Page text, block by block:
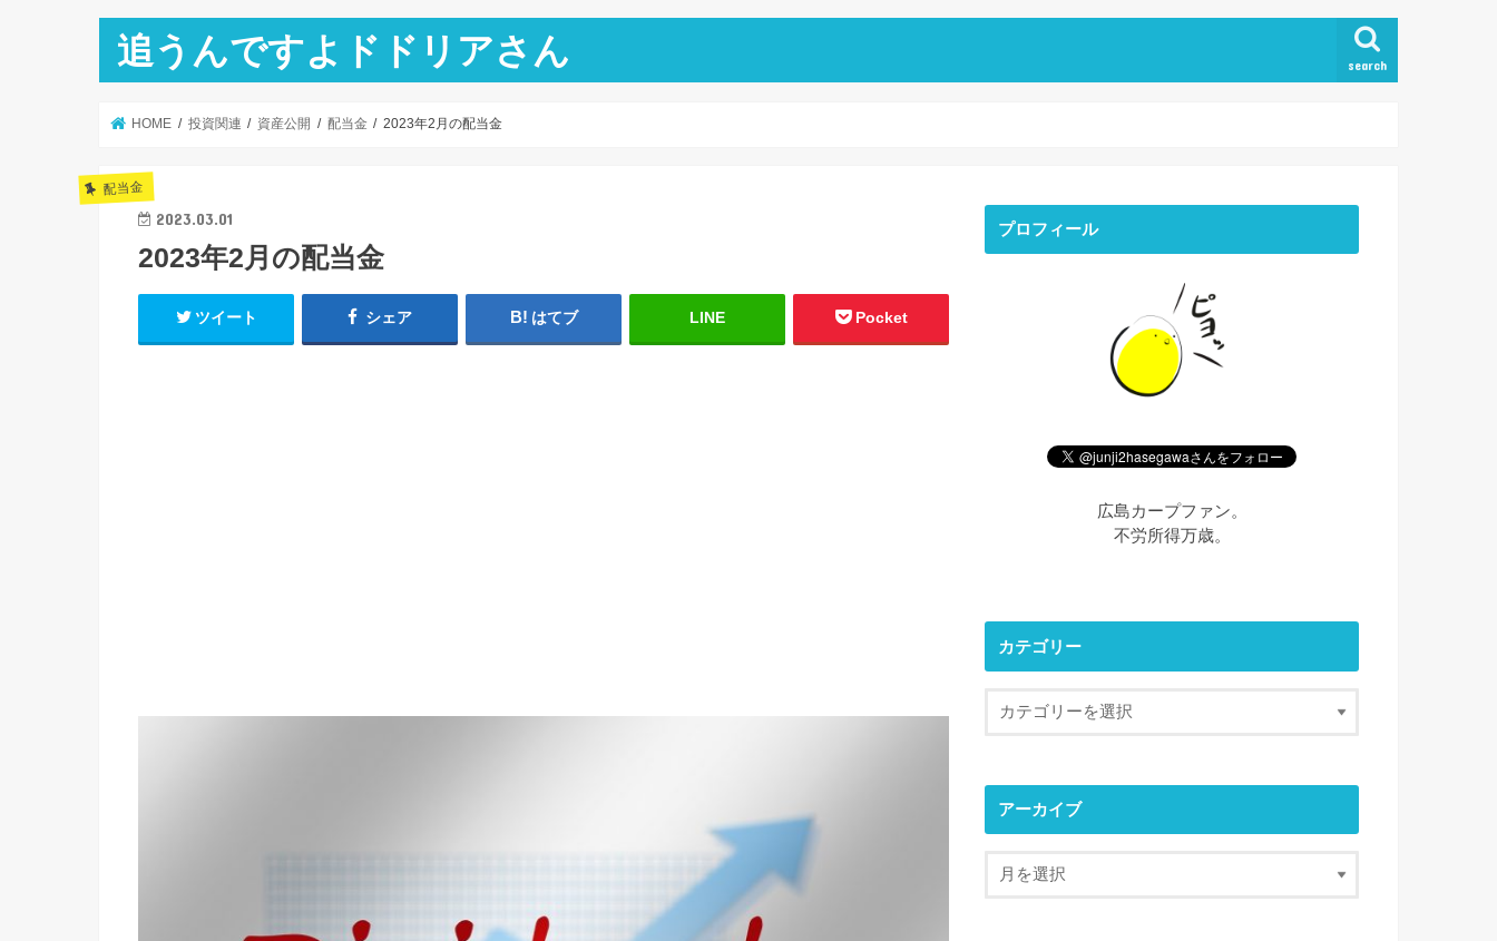
追うんですよドドリアさん search
HOME 投資関連 資産公開 配当金 2023年2月の配当金
配当金
2023.03.01
2023年2月の配当金
ツイート シェア はてブ LINE Pocket
プロフィール
広島カープファン。
不労所得万歳。
カテゴリー
アーカイブ